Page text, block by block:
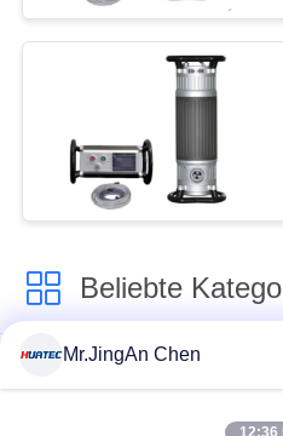
Beliebte
Ultraschallprüfgerät
Mr.JingAn Chen
12:36